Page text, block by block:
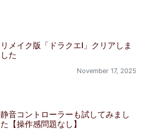
リメイク版「ドラクエI」クリアしま
した
November 17, 2025
静音コントローラーも試してみまし
た【操作感問題なし】